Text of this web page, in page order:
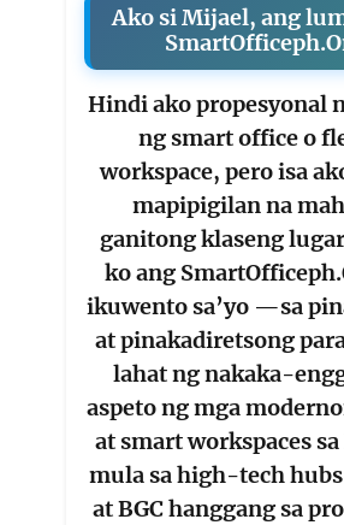
Ako si Mijael, ang
Hindi ako propesyonal
ng smart office o
workspace, pero isa
mapipigilan na
ganitong klaseng
ko ang
ikuwento sa’yo —sa
at pinakadiretsong
lahat ng nakaka-
aspeto ng mga
at smart workspaces
mula sa high-tech
at BGC hanggang sa